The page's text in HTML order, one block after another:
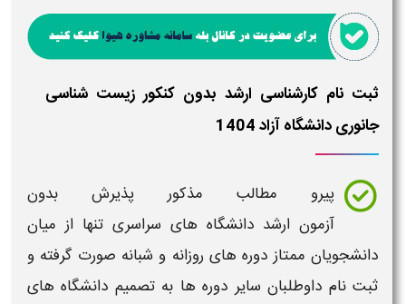
ثبت نام کارشناسی ارشد بدون کنکور زیست شناسی
جانوری دانشگاه آزاد 1404
پیرو مطالب مذکور پذیرش بدون
آزمون ارشد دانشگاه های سراسری تنها از میان
دانشجویان ممتاز دوره های روزانه و شبانه صورت گرفته و
ثبت نام داوطلبان سایر دوره ها به تصمیم دانشگاه های